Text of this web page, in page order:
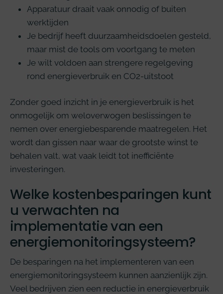
Apparatuur draait vaak onnodig of buiten
werktijden
Je bedrijf heeft duurzaamheidsdoelen gesteld,
maar mist de tools om voortgang te meten
Je wilt voldoen aan strengere regelgeving
rond energieverbruik en CO2-uitstoot
Zonder goed inzicht in je energieverbruik is het
onmogelijk om weloverwogen beslissingen te
nemen over energiebesparende maatregelen. Het
wordt dan gissen naar waar de grootste winst te
behalen valt, wat vaak leidt tot inefficiënte
investeringen.
Welke kostenbesparingen kunt
u verwachten na
implementatie van een
energiemonitoringsysteem?
De besparingen na het implementeren van een
energiemonitoringsysteem kunnen aanzienlijk zijn.
Veel bedrijven zien een reductie in energieverbruik